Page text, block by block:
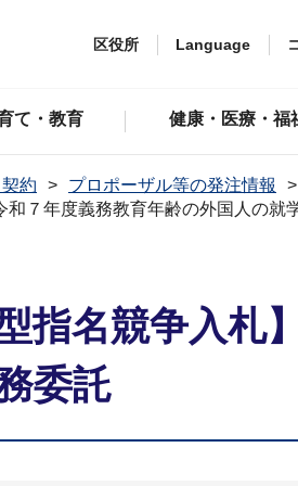
区役所 Language
て・教育 健康・医療・福
約 プロポーザル等の発注情報
和７年度義務教育年齢の外国人の就
指名競争入札
委託